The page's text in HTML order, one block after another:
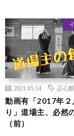
2021.05.14 正心
動画有「2017年２
り」道場主、必然
（前）